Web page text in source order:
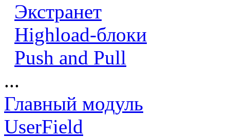
Экстранет
Highload-блоки
Push and Pull
...
Главный модуль
UserField